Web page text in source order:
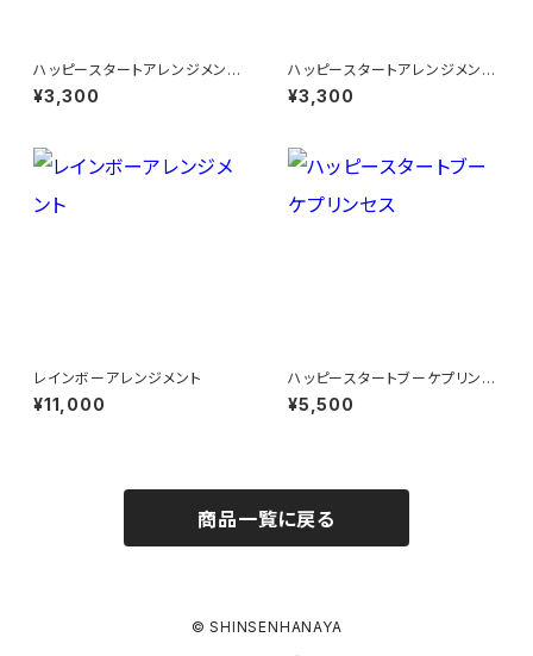
ハッピースタートアレンジメント
ピンク
¥3,300
ハッピースタートアレンジメン
ト ブルー
¥3,300
レインボーアレンジメント
¥11,000
ハッピースタートブーケプリンセ
ス
¥5,500
商品一覧に戻る
© SHINSENHANAYA